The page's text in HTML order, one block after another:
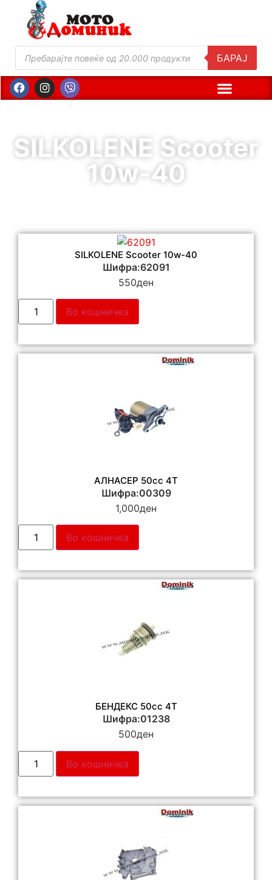
БАРАЈ
SILKOLENE Scooter
10w-40
SILKOLENE Scooter 10w-40
Шифра:62091
550ден
Во кошничка
АЛНАСЕР 50cc 4T
Шифра:00309
1,000ден
Во кошничка
БЕНДЕКС 50cc 4T
Шифра:01238
500ден
Во кошничка